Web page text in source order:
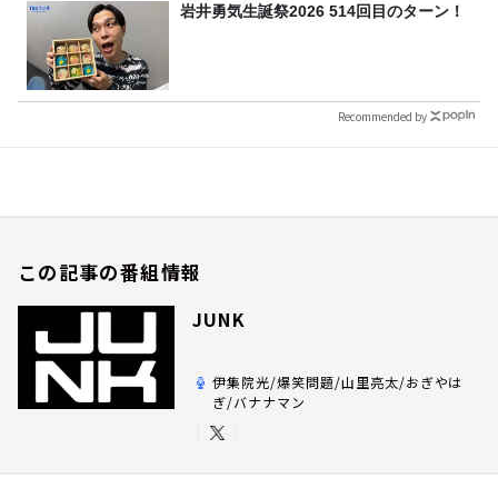
岩井勇気生誕祭2026 514回目のターン！
Recommended by
この記事の番組情報
JUNK
伊集院光/爆笑問題/山里亮太/おぎやは
ぎ/バナナマン